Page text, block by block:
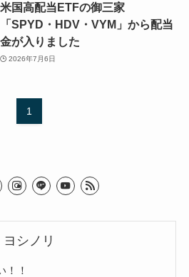
米国高配当ETFの御三家
「SPYD・HDV・VYM」から配当
金が入りました
2026年7月6日
1
ヨシノリ
！！